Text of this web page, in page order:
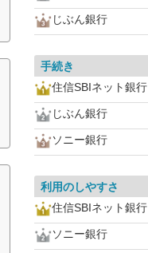
じぶん銀行
手続き
住信SBIネット銀行
じぶん銀行
ソニー銀行
利用のしやすさ
住信SBIネット銀行
ソニー銀行